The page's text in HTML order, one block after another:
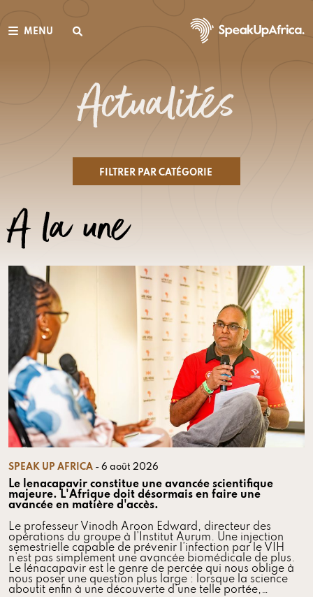
MENU
Actualités
FILTRER PAR CATÉGORIE
A la une
SPEAK UP AFRICA - 6 août 2026
Le lenacapavir constitue une avancée scientifique
majeure. L'Afrique doit désormais en faire une
avancée en matière d'accès.
Le professeur Vinodh Aroon Edward, directeur des
opérations du groupe à l’Institut Aurum. Une injection
semestrielle capable de prévenir l’infection par le VIH
n’est pas simplement une avancée biomédicale de plus.
Le lénacapavir est le genre de percée qui nous oblige à
nous poser une question plus large : lorsque la science
aboutit enfin à une découverte d’une telle portée,…